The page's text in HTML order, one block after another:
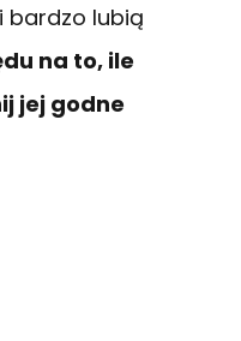
bardzo lubią
na to, ile
jej godne